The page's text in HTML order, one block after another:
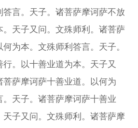
答言。天子。诸菩萨摩诃萨不放
。天子又问。文殊师利。诸菩萨
为本。文殊师利答言。天子。
。以十善业道为本。天子又
菩萨摩诃萨十善业道。以何为
。天子。诸菩萨摩诃萨十善业
天子又问。文殊师利。诸菩萨摩